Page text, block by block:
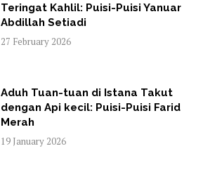
Teringat Kahlil: Puisi-Puisi Yanuar
Abdillah Setiadi
27 February 2026
Aduh Tuan-tuan di Istana Takut
dengan Api kecil: Puisi-Puisi Farid
Merah
19 January 2026